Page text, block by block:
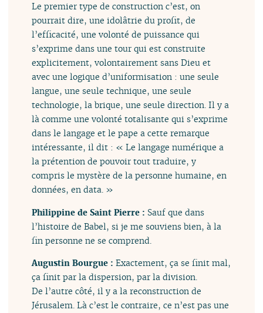
Le premier type de construction c’est, on
pourrait dire, une idolâtrie du profit, de
l’efficacité, une volonté de puissance qui
s’exprime dans une tour qui est construite
explicitement, volontairement sans Dieu et
avec une logique d’uniformisation : une seule
langue, une seule technique, une seule
technologie, la brique, une seule direction. Il y a
là comme une volonté totalisante qui s’exprime
dans le langage et le pape a cette remarque
intéressante, il dit : « Le langage numérique a
la prétention de pouvoir tout traduire, y
compris le mystère de la personne humaine, en
données, en data. »
Philippine de Saint Pierre : Sauf que dans
l’histoire de Babel, si je me souviens bien, à la
fin personne ne se comprend.
Augustin Bourgue :Exactement, ça se finit mal,
ça finit par la dispersion, par la division.
De l’autre côté, il y a la reconstruction de
Jérusalem. Là c’est le contraire, ce n’est pas une